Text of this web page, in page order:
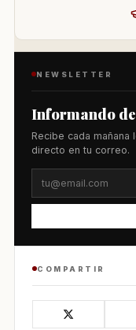
NEWSLETTER
Informando
Recibe cada mañana
directo en tu correo.
COMPARTIR